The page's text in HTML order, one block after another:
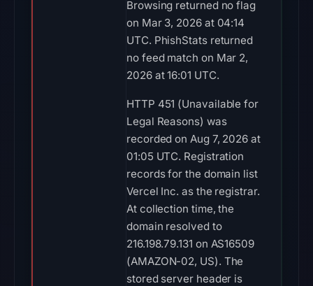
Browsing returned no flag
on Mar 3, 2026 at 04:14
UTC. PhishStats returned
no feed match on Mar 2,
2026 at 16:01 UTC.
HTTP 451 (Unavailable for
Legal Reasons) was
recorded on Aug 7, 2026 at
01:05 UTC. Registration
records for the domain list
Vercel Inc. as the registrar.
At collection time, the
domain resolved to
216.198.79.131 on AS16509
(AMAZON-02, US). The
stored server header is